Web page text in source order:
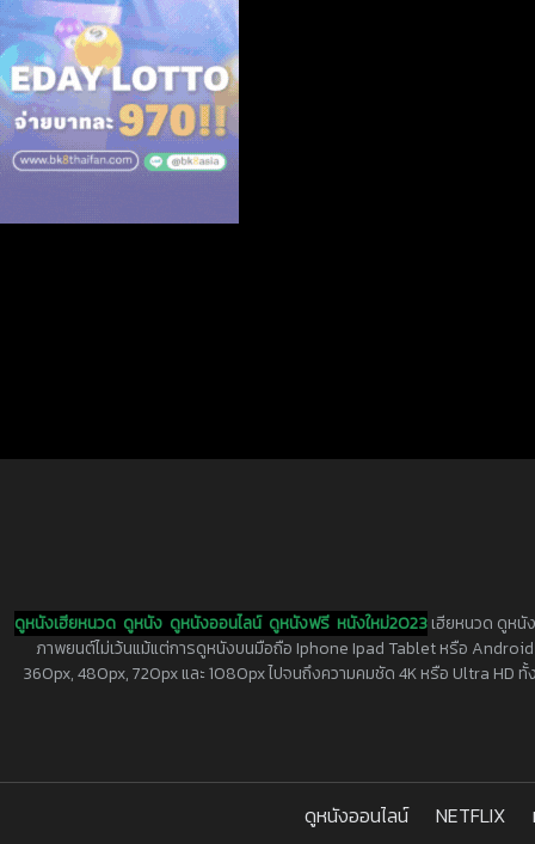
ดูหนังเฮียหนวด ดูหนัง ดูหนังออนไลน์ ดูหนังฟรี หนังใหม่2023เฮียหนวด ดูหนั
ภาพยนต์ไม่เว้นแม้แต่การดูหนังบนมือถือ Iphone Ipad Tablet หรือ
360px, 480px, 720px และ 1080px ไปจนถึงความคมชัด 4K หรือ Ultra HD
ดูหนังออนไลน์ NETFLIX